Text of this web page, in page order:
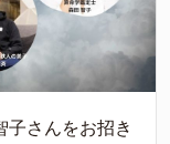
子さんをお招き